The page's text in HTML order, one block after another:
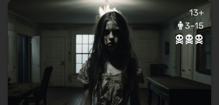
13+
3–15